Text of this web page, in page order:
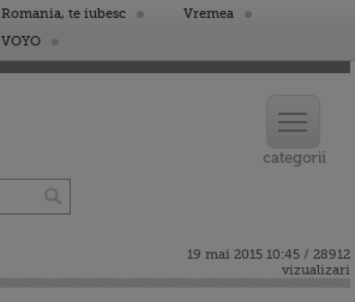
Romania, te iubesc
Vremea
VOYO
19 mai 2015 10:45 / 28912
vizualizari